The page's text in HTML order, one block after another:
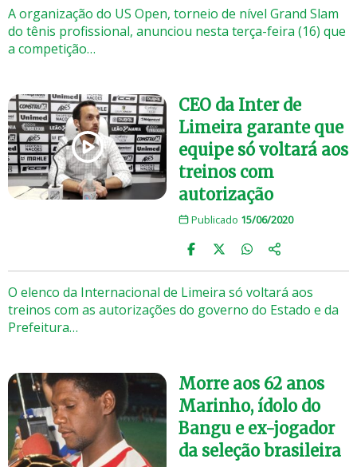
A organização do US Open, torneio de nível Grand Slam
do tênis profissional, anunciou nesta terça-feira (16) que
a competição…
CEO da Inter de
Limeira garante que
equipe só voltará aos
treinos com
autorização
Publicado 15/06/2020
O elenco da Internacional de Limeira só voltará aos
treinos com as autorizações do governo do Estado e da
Prefeitura…
Morre aos 62 anos
Marinho, ídolo do
Bangu e ex-jogador
da seleção brasileira